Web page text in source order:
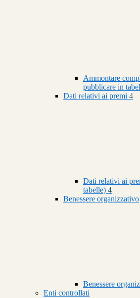
Ammontare
pubblicare in
Dati relativi ai premi 4
Dati relativi ai
tabelle) 4
Benessere organizzativo
Benessere
Enti controllati